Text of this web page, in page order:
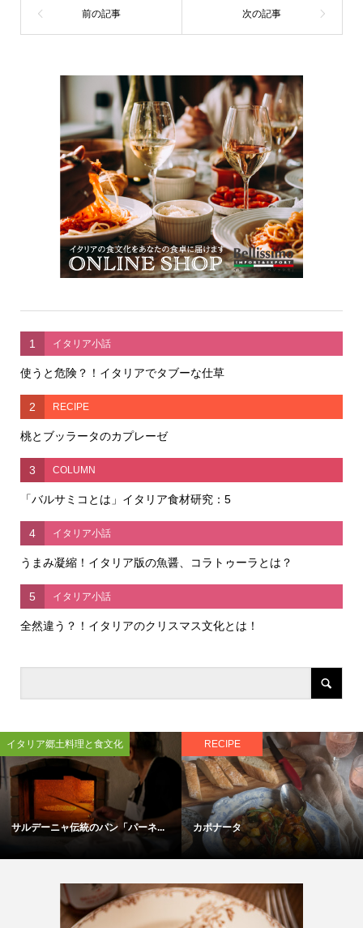
1 イタリア小話
使うと危険？！イタリアでタブーな仕草
2 RECIPE
桃とブッラータのカプレーゼ
3 COLUMN
「バルサミコとは」イタリア食材研究：5
4 イタリア小話
うまみ凝縮！イタリア版の魚醤、コラトゥーラとは？
5 イタリア小話
全然違う？！イタリアのクリスマス文化とは！
イタリア郷土料理と食文化
サルデーニャ伝統のパン「パーネ...
RECIPE
カポナータ